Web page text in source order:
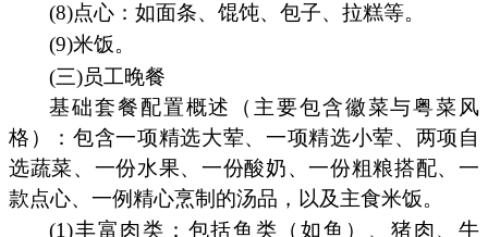
(8)点心：如面条、馄饨、包子、拉糕等。
(9)米饭。
(三)员工晚餐
基础套餐配置概述（主要包含徽菜与粤菜风
格）：包含一项精选大荤、一项精选小荤、两项自
选蔬菜、一份水果、一份酸奶、一份粗粮搭配、一
款点心、一例精心烹制的汤品，以及主食米饭。
(1)丰富肉类：包括鱼类（如鱼）、猪肉、牛